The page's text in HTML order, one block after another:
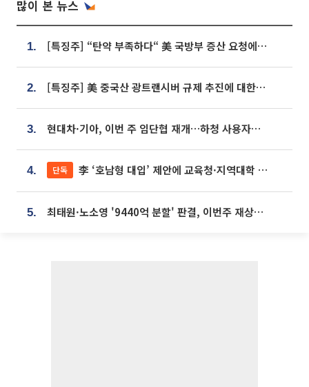
많이 본 뉴스
1. [특징주] “탄약 부족하다“ 美 국방부 증산 요청에⋯국내 방산주 급등세
2. [특징주] 美 중국산 광트랜시버 규제 추진에 대한광통신 등 광통신株 강세
3. 현대차·기아, 이번 주 임단협 재개…하청 사용자성 재심도 ‘변수’
4. 단독 李 ‘호남형 대입’ 제안에 교육청·지역대학 서·논술형 입시 연계 '착수'
5. 최태원·노소영 '9440억 분할' 판결, 이번주 재상고 여부 주목